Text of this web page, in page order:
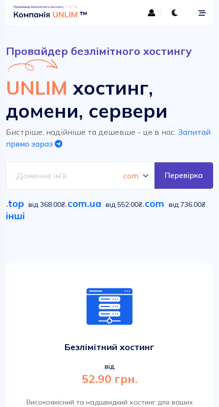
Провайдер безлімітного хостингу
UNLIM хостинг,
домени, сервери
Бистріше, надійніше та дешевше - це в нас. Запитай
прямо зараз
Перевірка
.top від 368.00₴.com.ua від 552.00₴.com від 736.00₴
інші
Безлімітний хостинг
від
52.90 грн.
Високоякісний та надшвидкий хостинг для ваших